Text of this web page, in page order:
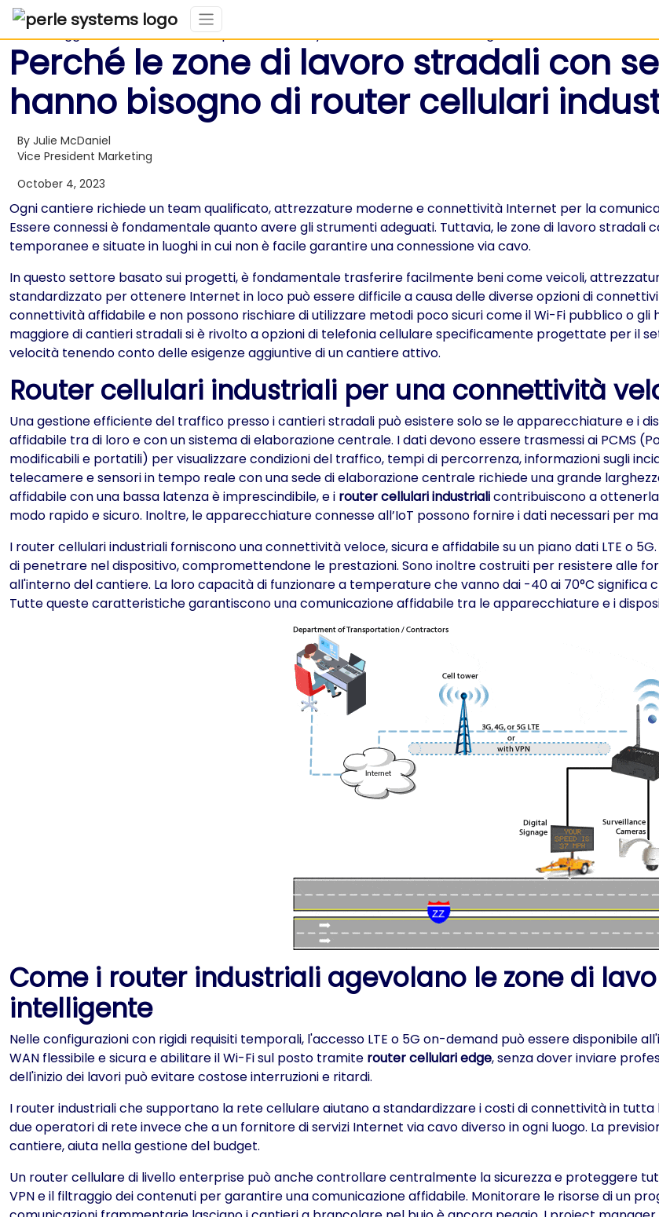
Perché le zone di lavoro stradali con
hanno bisogno di router cellulari
By Julie McDaniel
Vice President Marketing
October 4, 2023
Ogni cantiere richiede un team qualificato, attrezzature moderne e connettività Internet per la
Essere connessi è fondamentale quanto avere gli strumenti adeguati. Tuttavia, le zone di lavoro
temporanee e situate in luoghi in cui non è facile garantire una connessione via cavo.
In questo settore basato sui progetti, è fondamentale trasferire facilmente beni come veicoli,
standardizzato per ottenere Internet in loco può essere difficile a causa delle diverse opzioni di
connettività affidabile e non possono rischiare di utilizzare metodi poco sicuri come il Wi-Fi pubblico o
maggiore di cantieri stradali si è rivolto a opzioni di telefonia cellulare specificamente progettate per il
velocità tenendo conto delle esigenze aggiuntive di un cantiere attivo.
Router cellulari industriali per una connettività
Una gestione efficiente del traffico presso i cantieri stradali può esistere solo se le apparecchiature e i
affidabile tra di loro e con un sistema di elaborazione centrale. I dati devono essere trasmessi ai PCMS
modificabili e portatili) per visualizzare condizioni del traffico, tempi di percorrenza, informazioni sugli
telecamere e sensori in tempo reale con una sede di elaborazione centrale richiede una grande
affidabile con una bassa latenza è imprescindibile, e i router cellulari industrialicontribuiscono a
modo rapido e sicuro. Inoltre, le apparecchiature connesse all’IoT possono fornire i dati necessari per
I router cellulari industriali forniscono una connettività veloce, sicura e affidabile su un piano dati LTE o
di penetrare nel dispositivo, compromettendone le prestazioni. Sono inoltre costruiti per resistere alle
all'interno del cantiere. La loro capacità di funzionare a temperature che vanno dai -40 ai 70°C significa
Tutte queste caratteristiche garantiscono una comunicazione affidabile tra le apparecchiature e i
Come i router industriali agevolano le zone di
intelligente
Nelle configurazioni con rigidi requisiti temporali, l'accesso LTE o 5G on-demand può essere disponibile
WAN flessibile e sicura e abilitare il Wi-Fi sul posto tramite router cellulari edge, senza dover inviare
dell'inizio dei lavori può evitare costose interruzioni e ritardi.
I router industriali che supportano la rete cellulare aiutano a standardizzare i costi di connettività in tutta
due operatori di rete invece che a un fornitore di servizi Internet via cavo diverso in ogni luogo. La
cantiere, aiuta nella gestione del budget.
Un router cellulare di livello enterprise può anche controllare centralmente la sicurezza e proteggere
VPN e il filtraggio dei contenuti per garantire una comunicazione affidabile. Monitorare le risorse di un